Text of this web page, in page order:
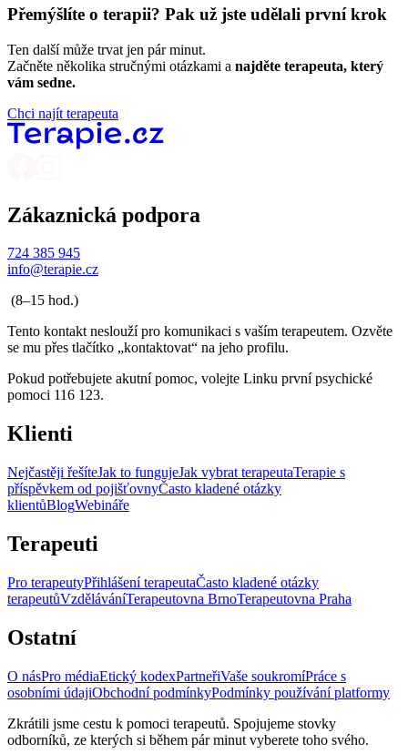
Přemýšlíte o terapii? Pak už jste udělali první krok
Ten další může trvat jen pár minut.
Začněte několika stručnými otázkami a najděte terapeuta, který
vám sedne.
Chci najít terapeuta
Zákaznická podpora
724 385 945
info@terapie.cz
(8–15 hod.)
Tento kontakt neslouží pro komunikaci s vaším terapeutem. Ozvěte
se mu přes tlačítko „kontaktovat“ na jeho profilu.
Pokud potřebujete akutní pomoc, volejte Linku první psychické
pomoci 116 123.
Klienti
Nejčastěji řešíteJak to fungujeJak vybrat terapeutaTerapie s
příspěvkem od pojišťovnyČasto kladené otázky
klientůBlogWebináře
Terapeuti
Pro terapeutyPřihlášení terapeutaČasto kladené otázky
terapeutůVzděláváníTerapeutovna BrnoTerapeutovna Praha
Ostatní
O násPro médiaEtický kodexPartneřiVaše soukromíPráce s
osobními údajiObchodní podmínkyPodmínky používání platformy
Zkrátili jsme cestu k pomoci terapeutů. Spojujeme stovky
odborníků, ze kterých si během pár minut vyberete toho svého.